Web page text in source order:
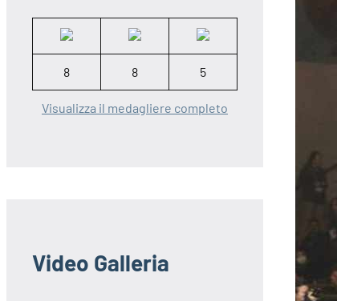
8 8 5
Visualizza il medagliere completo
Video Galleria